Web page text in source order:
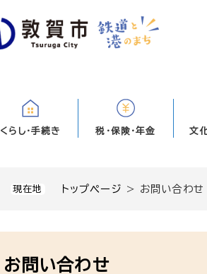
くらし・手続き 税・保険・年金 文
現在地 トップページ > お問い合わせ
お問い合わせ